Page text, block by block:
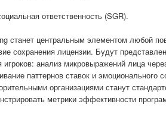
ответственность (SGR).
станет центральным элементом любой
сохранения лицензии. Будут
игроков: анализ микровыражений лица
паттернов ставок и эмоционального
организациями станут
метрики эффективности